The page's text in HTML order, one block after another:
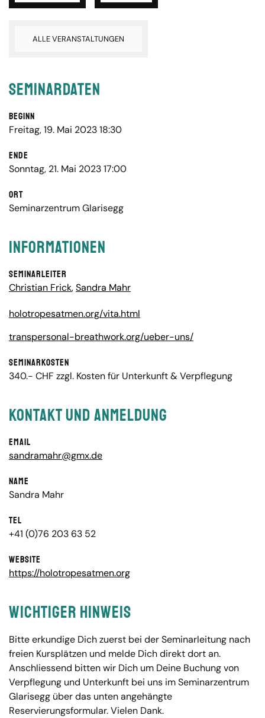
ALLE VERANSTALTUNGEN
Seminardaten
Beginn
Freitag, 19. Mai 2023 18:30
Ende
Sonntag, 21. Mai 2023 17:00
Ort
Seminarzentrum Glarisegg
Informationen
Seminarleiter
Christian Frick,Sandra Mahr
holotropesatmen.org/vita.html
transpersonal-breathwork.org/ueber-uns/
Seminarkosten
340.- CHF zzgl. Kosten für Unterkunft & Verpflegung
Kontakt und Anmeldung
Email
sandramahr@gmx.de
Name
Sandra Mahr
Tel
+41 (0)76 203 63 52
Website
https://holotropesatmen.org
Wichtiger Hinweis
Bitte erkundige Dich zuerst bei der Seminarleitung nach
freien Kursplätzen und melde Dich direkt dort an.
Anschliessend bitten wir Dich um Deine Buchung von
Verpflegung und Unterkunft bei uns im Seminarzentrum
Glarisegg über das unten angehängte
Reservierungsformular. Vielen Dank.